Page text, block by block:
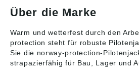
Webfell herausnehmbar
und Ärmelsaum • Zwei
Brusttaschen und
Tasche für Mobiltelefon
• Zwei Hüfttaschen •
Eine Ärmel- und eine
Über die Marke
Warm und wetterfest durch den
protection steht für robuste
Sie die norway-protection-
strapazierfähig für Bau, Lager und